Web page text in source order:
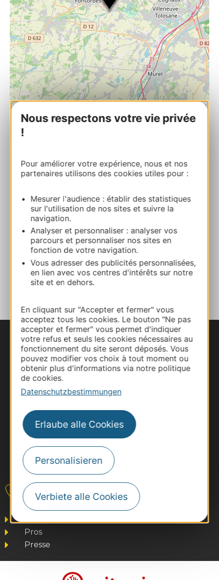
Nous respectons votre vie privée
!
Pour améliorer votre expérience, nous et nos
partenaires utilisons des cookies utiles pour :
Mesurer l'audience : établir des statistiques
sur l'utilisation de nos sites et suivre la
navigation.
Analyser et personnaliser : analyser vos
parcours et personnaliser nos sites en
fonction de votre navigation.
Vous adresser des publicités personnalisées,
en lien avec vos centres d'intérêts sur notre
site et en dehors.
En cliquant sur "Accepter et fermer" vous
acceptez tous les cookies. Le bouton "Ne pas
accepter et fermer" vous permet d'indiquer
votre refus et seuls les cookies nécessaires au
fonctionnement du site seront déposés. Vous
pouvez modifier vos choix à tout moment ou
obtenir plus d'informations via notre politique
de cookies.
Datenschutzbestimmungen
Erlaube alle Cookies
Personalisieren
Verbiete alle Cookies
OpenStreetMap contributors
82 Route de Seysses 31470 FONSORBES
06 76 04 89 97
E-mail
ZU MEINEN FAVORITEN
#VoyageOccitanie
Kontakt
Pros
Presse